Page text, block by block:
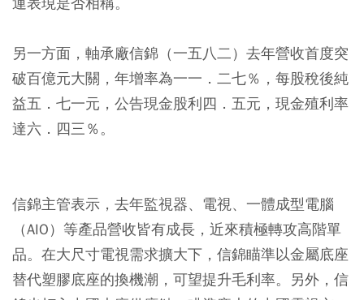
另一方面，軸承廠信錦（一五八二）去年營收首度突
破百億元大關，年增率為一一．二七％，每股稅後純
益五．七一元，公告現金股利四．五元，現金殖利率
達六．四三％。
信錦主管表示，去年監視器、電視、一體成型電腦
（AIO）等產品營收皆有成長，近來積極轉攻高階單
品。在大尺寸電視需求擴大下，信錦瞄準以金屬底座
替代塑膠底座的換機潮，可望提升毛利率。另外，信